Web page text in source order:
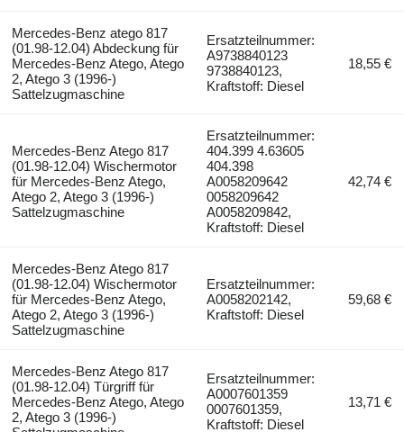
Mercedes-Benz atego 817
(01.98-12.04) Abdeckung für
Mercedes-Benz Atego, Atego
2, Atego 3 (1996-)
Sattelzugmaschine
Ersatzteilnummer:
A9738840123
9738840123,
Kraftstoff: Diesel
18,55 €
Mercedes-Benz Atego 817
(01.98-12.04) Wischermotor
für Mercedes-Benz Atego,
Atego 2, Atego 3 (1996-)
Sattelzugmaschine
Ersatzteilnummer:
404.399 4.63605
404.398
A0058209642
0058209642
A0058209842,
Kraftstoff: Diesel
42,74 €
Mercedes-Benz Atego 817
(01.98-12.04) Wischermotor
für Mercedes-Benz Atego,
Atego 2, Atego 3 (1996-)
Sattelzugmaschine
Ersatzteilnummer:
A0058202142,
Kraftstoff: Diesel
59,68 €
Mercedes-Benz Atego 817
(01.98-12.04) Türgriff für
Mercedes-Benz Atego, Atego
2, Atego 3 (1996-)
Ersatzteilnummer:
A0007601359
0007601359,
Kraftstoff: Diesel
13,71 €